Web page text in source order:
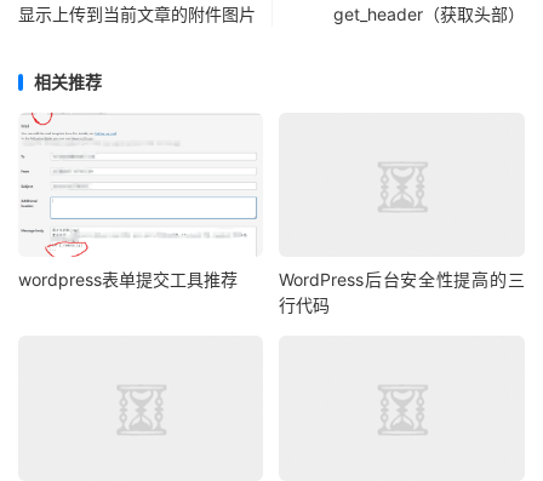
显示上传到当前文章的附件图片
get_header（获取头部）
相关推荐
wordpress表单提交工具推荐
WordPress后台安全性提高的三
行代码